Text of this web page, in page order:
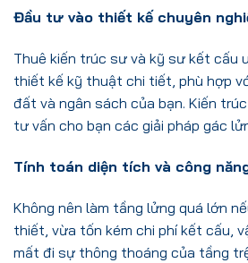
Đầu tư vào thiết kế chuyên
Thuê kiến trúc sư và kỹ sư kết cấu
thiết kế kỹ thuật chi tiết, phù hợp
đất và ngân sách của bạn. Kiến
tư vấn cho bạn các giải pháp gác
Tính toán diện tích và công
Không nên làm tầng lửng quá lớn
thiết, vừa tốn kém chi phí kết cấu,
mất đi sự thông thoáng của tầng